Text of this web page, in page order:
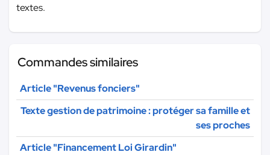
textes.
Commandes similaires
Article "Revenus fonciers"
Texte gestion de patrimoine : protéger sa famille et
ses proches
Article "Financement Loi Girardin"